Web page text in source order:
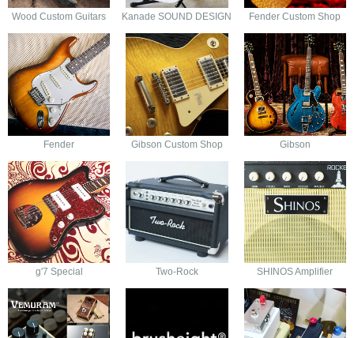
Wood Custom Guitars Kanade SOUND DESIGN Fender Custom Shop
Fender Gibson Custom Shop Gibson
g'7 Special Two-Rock SHINOS Amplifier